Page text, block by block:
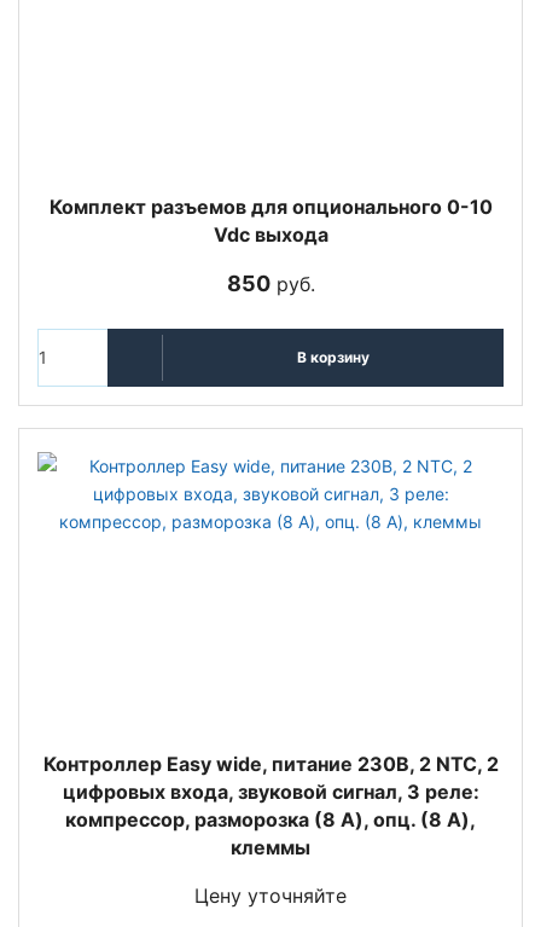
Комплект разъемов для опционального 0-10
Vdc выхода
850руб.
В корзину
Контроллер Easy wide, питание 230В, 2 NTC, 2
цифровых входа, звуковой сигнал, 3 реле:
компрессор, разморозка (8 A), опц. (8 A),
клеммы
Цену уточняйте